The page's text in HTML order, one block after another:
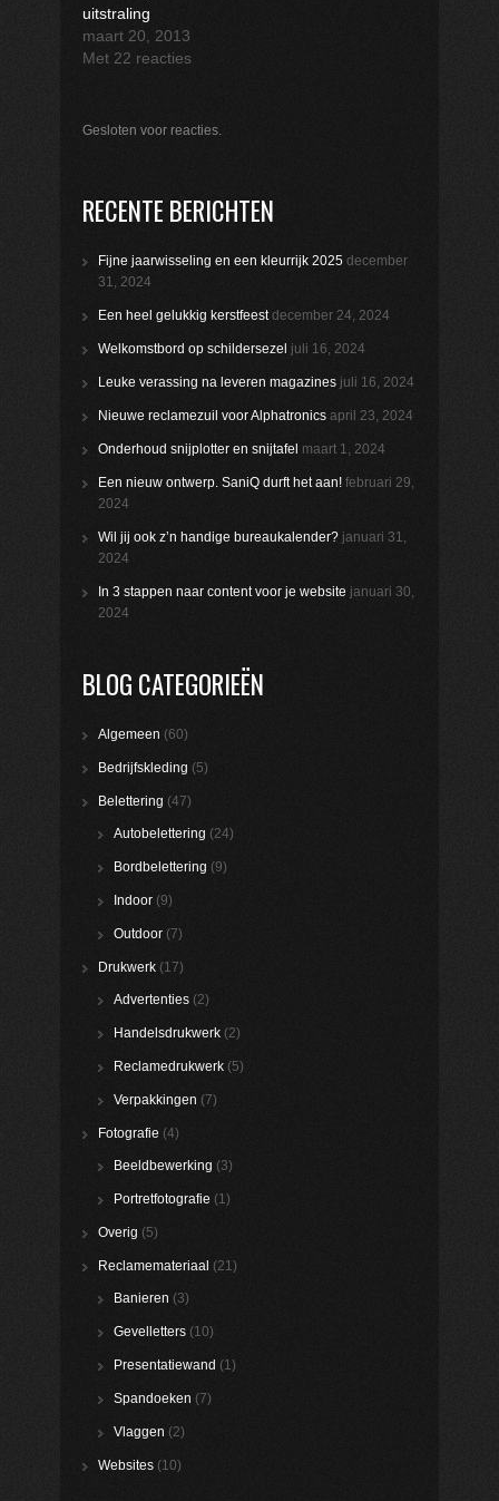
uitstraling
maart 20, 2013
Met 22 reacties
Gesloten voor reacties.
RECENTE BERICHTEN
Fijne jaarwisseling en een kleurrijk 2025 december
31, 2024
Een heel gelukkig kerstfeest december 24, 2024
Welkomstbord op schildersezel juli 16, 2024
Leuke verassing na leveren magazines juli 16, 2024
Nieuwe reclamezuil voor Alphatronics april 23, 2024
Onderhoud snijplotter en snijtafel maart 1, 2024
Een nieuw ontwerp. SaniQ durft het aan! februari 29,
2024
Wil jij ook z’n handige bureaukalender? januari 31,
2024
In 3 stappen naar content voor je website januari 30,
2024
BLOG CATEGORIEËN
Algemeen (60)
Bedrijfskleding (5)
Belettering (47)
Autobelettering (24)
Bordbelettering (9)
Indoor (9)
Outdoor (7)
Drukwerk (17)
Advertenties (2)
Handelsdrukwerk (2)
Reclamedrukwerk (5)
Verpakkingen (7)
Fotografie (4)
Beeldbewerking (3)
Portretfotografie (1)
Overig (5)
Reclamemateriaal (21)
Banieren (3)
Gevelletters (10)
Presentatiewand (1)
Spandoeken (7)
Vlaggen (2)
Websites (10)